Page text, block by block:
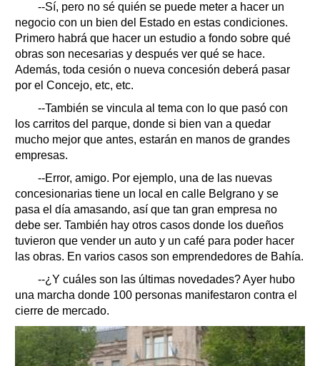
--Sí, pero no sé quién se puede meter a hacer un
negocio con un bien del Estado en estas condiciones.
Primero habrá que hacer un estudio a fondo sobre qué
obras son necesarias y después ver qué se hace.
Además, toda cesión o nueva concesión deberá pasar
por el Concejo, etc, etc.
--También se vincula al tema con lo que pasó con
los carritos del parque, donde si bien van a quedar
mucho mejor que antes, estarán en manos de grandes
empresas.
--Error, amigo. Por ejemplo, una de las nuevas
concesionarias tiene un local en calle Belgrano y se
pasa el día amasando, así que tan gran empresa no
debe ser. También hay otros casos donde los dueños
tuvieron que vender un auto y un café para poder hacer
las obras. En varios casos son emprendedores de Bahía.
--¿Y cuáles son las últimas novedades? Ayer hubo
una marcha donde 100 personas manifestaron contra el
cierre de mercado.